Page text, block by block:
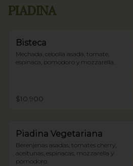
PIADINA
Bisteca
Mechada, cebolla asada, tomate,
espinaca, pomodoro y mozzarella.
$10.900
Piadina Vegetariana
Berenjenas asadas, tomates cherry,
aceitunas, espinacas, mozzarella y
pomodoro.